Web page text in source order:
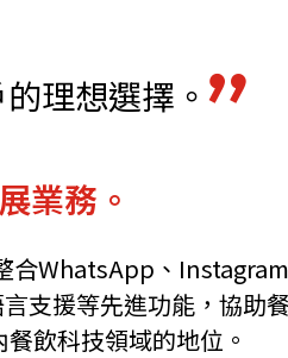
理想選擇。
業務。
合WhatsApp、
支援等先進功能，協助
飲科技領域的地位。